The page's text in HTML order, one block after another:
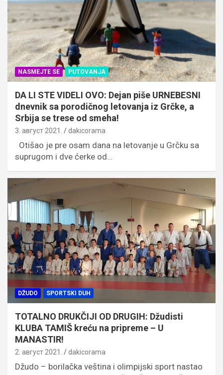
NASMEJTE SE PUTOVANJA
DA LI STE VIDELI OVO: Dejan piše URNEBESNI
dnevnik sa porodičnog letovanja iz Grčke, a
Srbija se trese od smeha!
3. август 2021. dakicorama
Otišao je pre osam dana na letovanje u Grčku sa
suprugom i dve ćerke od…
DŽUDO SPORTSKI DUH
TOTALNO DRUKČIJI OD DRUGIH: Džudisti
KLUBA TAMIŠ kreću na pripreme – U
MANASTIR!
2. август 2021. dakicorama
Džudo – borilačka veština i olimpijski sport nastao